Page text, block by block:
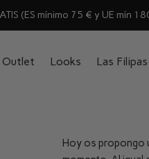
(ES mínimo 75 € y UE mín
Outlet Looks Las Filipas
Hoy os propongo